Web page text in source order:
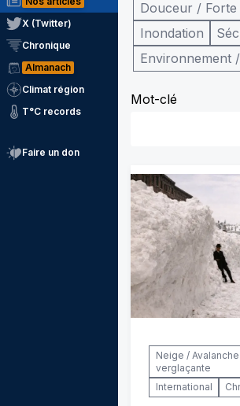
X (Twitter)
Chronique
Almanach
Climat région
T°C records
Faire un don
Douceur /
Inondation
Environnement
Mot-clé
Neige /
verglaçante
International